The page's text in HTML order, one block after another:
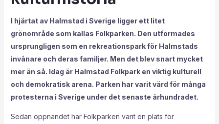
I hjärtat av Halmstad i Sverige ligger ett litet
grönområde som kallas Folkparken. Den utformades
ursprungligen som en rekreationspark för Halmstads
invånare och deras familjer. Men det blev snart mycket
mer än så. Idag är Halmstad Folkpark en viktig kulturell
och demokratisk arena. Parken har varit värd för många
protesterna i Sverige under det senaste århundradet.
Sedan öppnandet har Folkparken varit en plats för